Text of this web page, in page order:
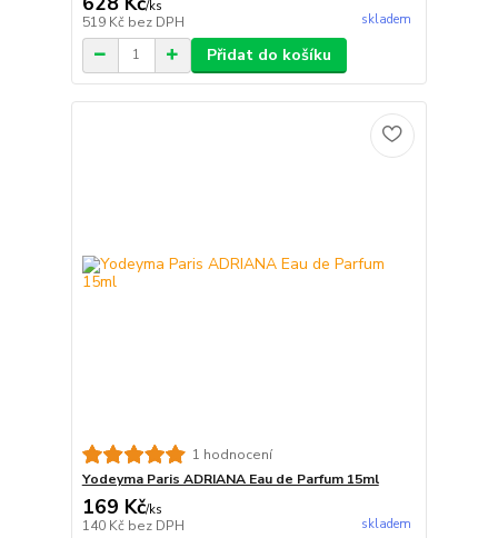
/ks
519 Kč bez DPH skladem
Přidat do košíku
1 hodnocení
Yodeyma Paris ADRIANA Eau de Parfum 15ml
169 Kč/ks
140 Kč bez DPH skladem